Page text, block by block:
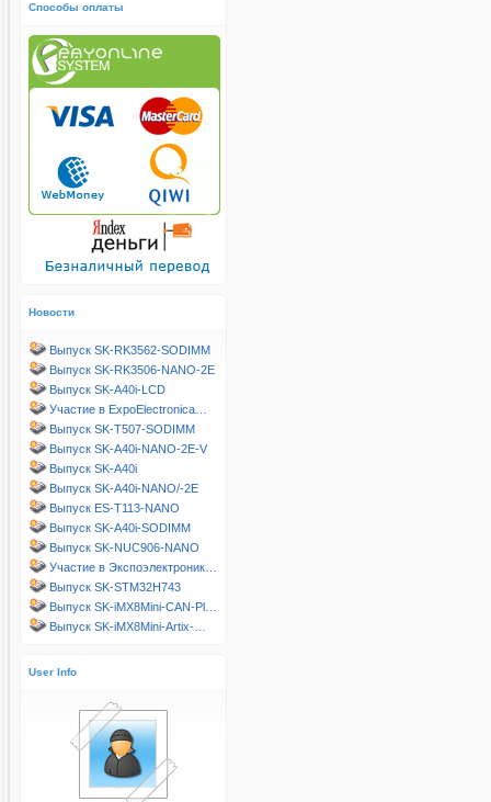
Способы оплаты
Новости
Выпуск SK-RK3562-SODIMM
Выпуск SK-RK3506-NANO-2E
Выпуск SK-A40i-LCD
Участие в ExpoElectronica…
Выпуск SK-T507-SODIMM
Выпуск SK-A40i-NANO-2E-V
Выпуск SK-A40i
Выпуск SK-A40i-NANO/-2E
Выпуск ES-T113-NANO
Выпуск SK-A40i-SODIMM
Выпуск SK-NUC906-NANO
Участие в Экспоэлектроник…
Выпуск SK-STM32H743
Выпуск SK-iMX8Mini-CAN-Pl…
Выпуск SK-iMX8Mini-Artix-…
User Info